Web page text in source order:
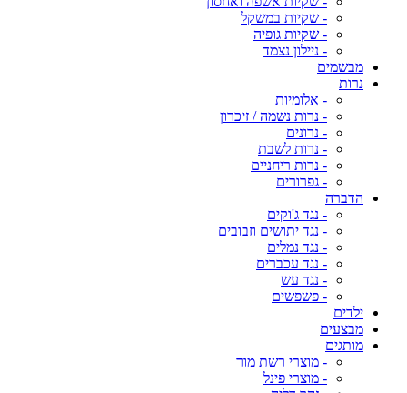
- שקיות במשקל
- שקיות גופיה
- ניילון נצמד
מבשמים
נרות
- אלומיות
- נרות נשמה / זיכרון
- נרונים
- נרות לשבת
- נרות ריחניים
- גפרורים
הדברה
- נגד ג'וקים
- נגד יתושים וזבובים
- נגד נמלים
- נגד עכברים
- נגד עש
- פשפשים
ילדים
מבצעים
מותגים
- מוצרי רשת מור
- מוצרי פינל